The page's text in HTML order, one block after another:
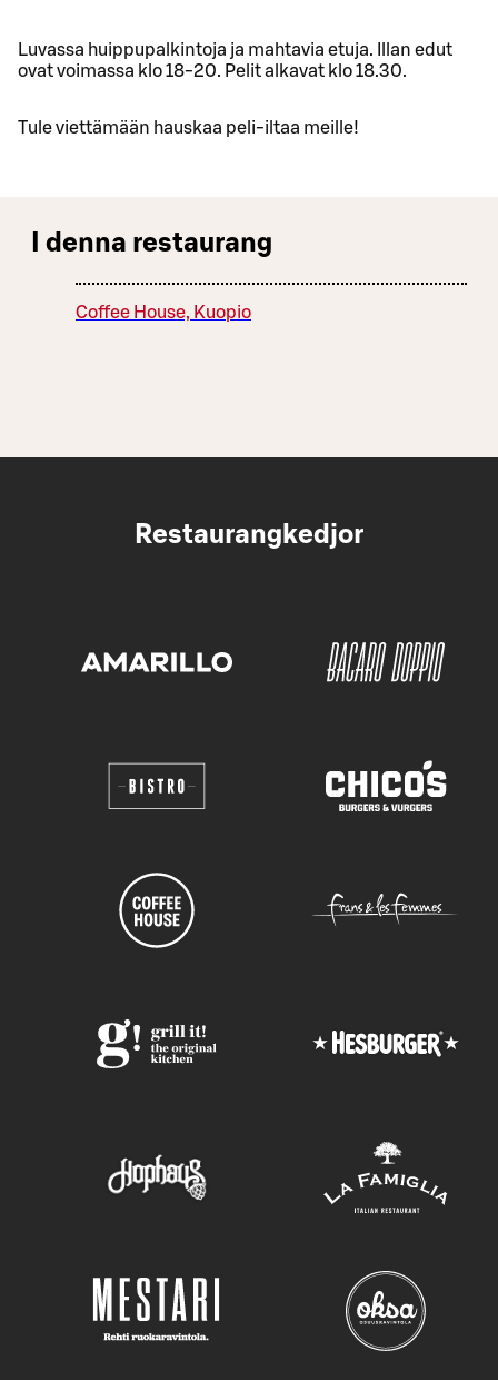
Luvassa huippupalkintoja ja mahtavia etuja. Illan edut
ovat voimassa klo 18-20. Pelit alkavat klo 18.30.
Tule viettämään hauskaa peli-iltaa meille!
I denna restaurang
Coffee House, Kuopio
Restaurangkedjor